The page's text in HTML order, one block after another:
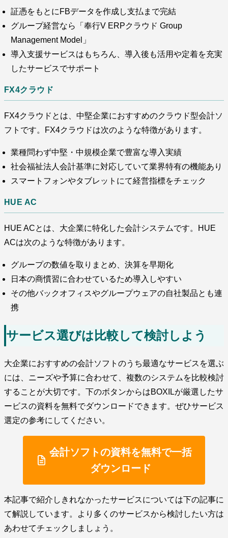
証憑をもとにFBデータを作成し支払まで完結
グループ経営なら「奉行V ERPクラウド Group
Management Model」
導入支援サービスはもちろん、導入後も活用や定着を充実
したサービスでサポート
FX4クラウド
FX4クラウドとは、中堅企業におすすめのクラウド型会計ソ
フトです。FX4クラウドは次のような特徴があります。
業種問わず中堅・中規模企業で豊富な導入実績
社会福祉法人会計基準に対応していて業界特有の機能あり
スマートフォンやタブレットにて経営指標をチェック
HUE AC
HUE ACとは、大企業に特化した会計システムです。HUE
ACは次のような特徴があります。
グループの数値を取りまとめ、決算を早期化
日本の商慣習に合わせているため導入しやすい
その他バックオフィスやグループウェアの自社製品とも連
携
サービス選びは比較して検討しよう
大企業におすすめの会計ソフトのうち最適なサービスを選ぶ
には、ニーズや予算に合わせて、複数のシステムを比較検討
することが大切です。下のボタンからはBOXILが厳選したサ
ービスの資料を無料でダウンロードできます。ぜひサービス
選定の参考にしてください。
会計ソフトの資料を無料で一括
ダウンロード
本記事で紹介しきれなかったサービスについては下の記事に
て解説しています。より多くのサービスから検討したい方は
あわせてチェックしましょう。